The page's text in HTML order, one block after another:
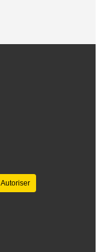
Autoriser